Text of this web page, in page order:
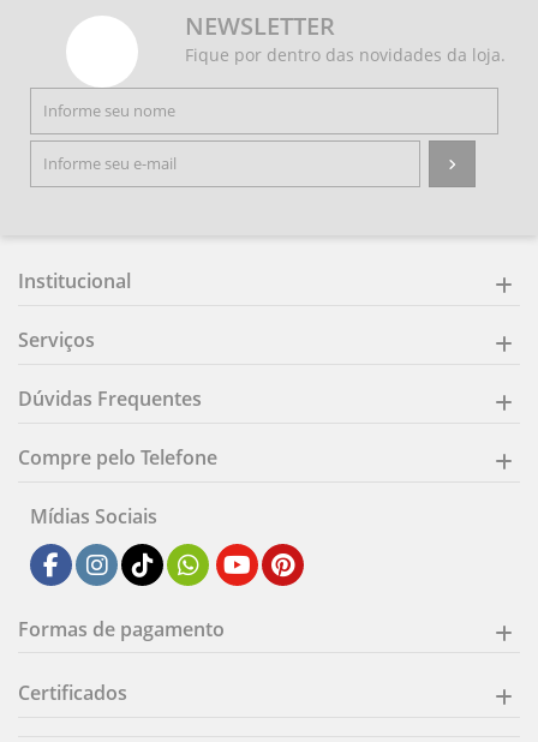
NEWSLETTER
Fique por dentro das novidades da loja.
Institucional
Serviços
Dúvidas Frequentes
Compre pelo Telefone
Mídias Sociais
Formas de pagamento
Certificados